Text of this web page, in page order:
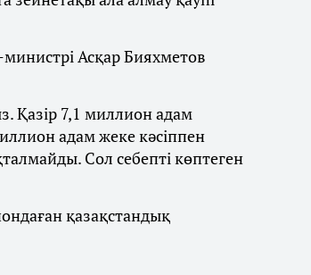
Асқар Бияхметов
Қазір 7,1 миллион адам
адам жеке кәсіппен
Сол себепті көптеген
қазақстандық